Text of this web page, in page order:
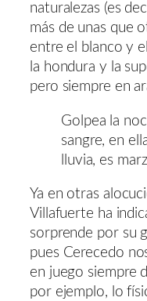
naturalezas (es
más de unas que
entre el blanco y
la hondura y la
pero siempre en
Golpea la
sangre, en
lluvia, es
Ya en otras
Villafuerte ha
sorprende por su
pues Cerecedo
en juego siempre
por ejemplo, lo